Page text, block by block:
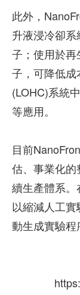
此外，
升液浸冷卻
子；使用於
子，可降低
(LOHC)系統
等應用。
目前
估、事業化
續生產體系
以縮減人工
動生成實驗程